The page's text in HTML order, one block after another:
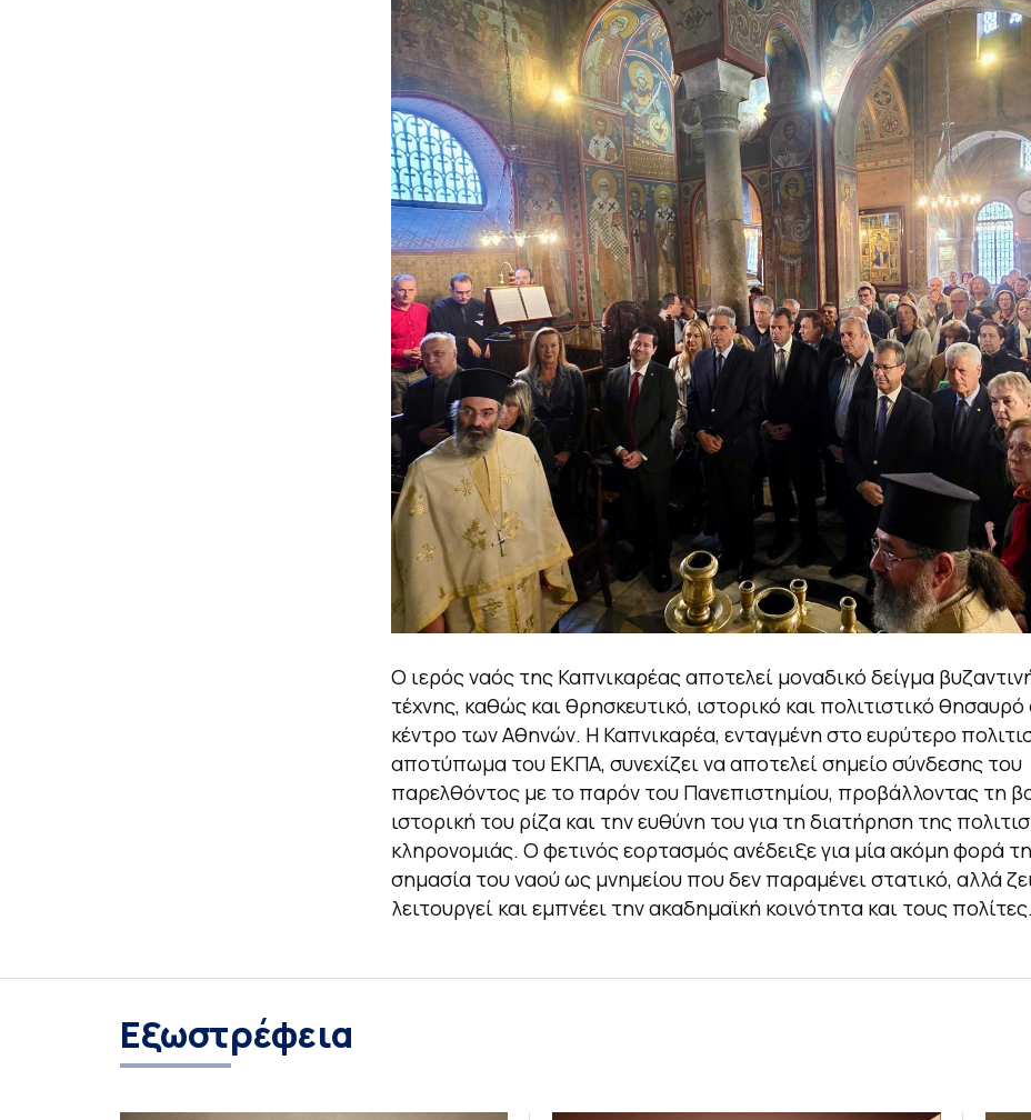
Ο ιερός ναός της Καπνικαρέας αποτελεί μοναδικό δείγμα
τέχνης, καθώς και θρησκευτικό, ιστορικό και πολιτιστικό θησαυρό
κέντρο των Αθηνών. Η Καπνικαρέα, ενταγμένη στο ευρύτερο
αποτύπωμα του ΕΚΠΑ, συνεχίζει να αποτελεί σημείο σύνδεσης του
παρελθόντος με το παρόν του Πανεπιστημίου, προβάλλοντας τη
ιστορική του ρίζα και την ευθύνη του για τη διατήρηση της
κληρονομιάς. Ο φετινός εορτασμός ανέδειξε για μία ακόμη φορά τη
σημασία του ναού ως μνημείου που δεν παραμένει στατικό, αλλά
λειτουργεί και εμπνέει την ακαδημαϊκή κοινότητα και τους πολίτες.
Eξωστρέφεια